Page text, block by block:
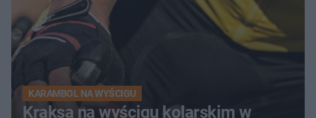
KARAMBOL NA WYŚCIGU
Kraksa na wyścigu kolarskim w